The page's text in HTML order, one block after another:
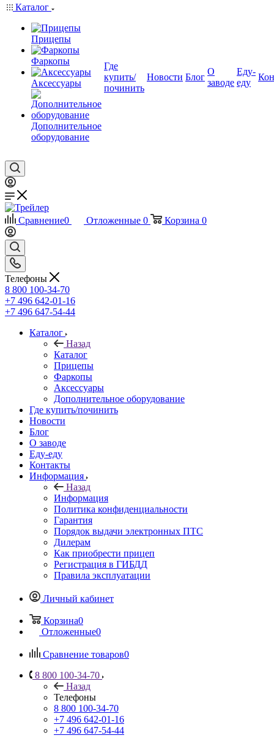
Каталог
Прицепы
Фаркопы
Аксессуары
Дополнительное
оборудование
Где
купить/
починить
Новости Блог
О
заводе
Еду-
еду
Сравнение0 Отложенные 0 Корзина 0
Телефоны
8 800 100-34-70
+7 496 642-01-16
+7 496 647-54-44
Каталог
Назад
Каталог
Прицепы
Фаркопы
Аксессуары
Дополнительное оборудование
Где купить/починить
Новости
Блог
О заводе
Еду-еду
Контакты
Информация
Назад
Информация
Политика конфиденциальности
Гарантия
Порядок выдачи электронных ПТС
Дилерам
Как приобрести прицеп
Регистрация в ГИБДД
Правила эксплуатации
Личный кабинет
Корзина0
Отложенные0
Сравнение товаров0
8 800 100-34-70
Назад
Телефоны
8 800 100-34-70
+7 496 642-01-16
+7 496 647-54-44